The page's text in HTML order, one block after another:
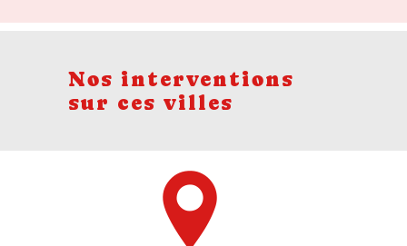
Nos interventions
sur ces villes